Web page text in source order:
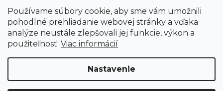
Používame súbory cookie, aby sme vám umožnili
pohodlné prehliadanie webovej stránky a vďaka
analýze neustále zlepšovali jej funkcie, výkon a
použiteľnosť. Viac informácií
Nastavenie